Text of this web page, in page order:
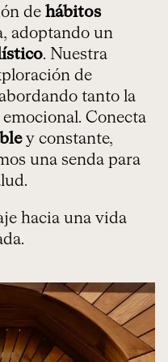
de hábitos
adoptando un
. Nuestra
de
tanto la
Conecta
y constante,
una senda para
hacia una vida